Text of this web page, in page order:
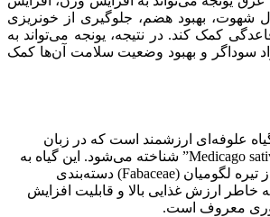
شهوت، بهبود هضم، جلوگیری از خونریزی
کمک کند. در نتیجه، یونجه می‌تواند به
سوداگر و بهبود وضعیت سلامت آن‌ها کمک
علوفه‌ای ارزشمند است که در زبان
علمی به نام “Medicago sativa” شناخته می‌شود. این گیاه به
عنوان یک گونه از تیره لگومیان (Fabaceae) دسته‌بندی
خاطر ارزش غذایی بالا و قابلیت افزایش
معروف است.